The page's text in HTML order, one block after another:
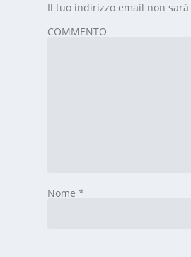
Il tuo indirizzo email non
COMMENTO
Nome*